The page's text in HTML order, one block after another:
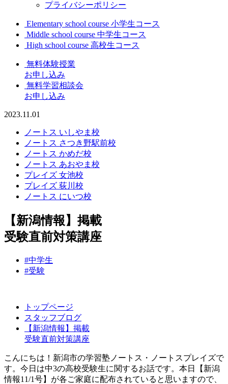
プライバシーポリシー
Elementary school course 小学生コース
Middle school course 中学生コース
High school course 高校生コース
無料体験授業
お申し込み
無料学習相談会
お申し込み
2023.11.01
ノートス いしやま校
ノートス さつき野駅前校
ノートス かめだ校
ノートス あおやま校
プレイズ 女池校
プレイズ 荻川校
ノートス にいつ校
【新潟情報】掲載
受験直前対策講座
#中学生
#受験
トップページ
スタッフブログ
【新潟情報】掲載
受験直前対策講座
こんにちは！新潟市の学習塾ノートス・ノートスプレイズで
す。今日は中3の高校受験生に関するお話です。本日【新潟
情報11/1号】が各ご家庭に配布されていると思いますので、